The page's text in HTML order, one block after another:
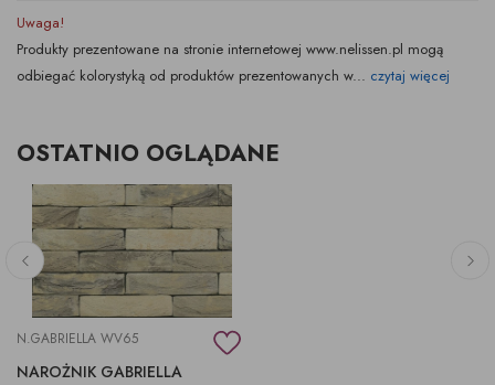
Uwaga!
Produkty prezentowane na stronie internetowej www.nelissen.pl mogą
odbiegać kolorystyką od produktów prezentowanych w... czytaj więcej
OSTATNIO OGLĄDANE
N.GABRIELLA WV65
NAROŻNIK GABRIELLA